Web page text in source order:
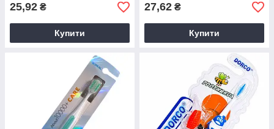
25,92 ₴
Купити
27,62 ₴
Купити